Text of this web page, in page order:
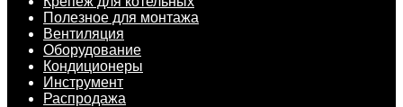
Полезное для монтажа
Вентиляция
Оборудование
Кондиционеры
Инструмент
Распродажа